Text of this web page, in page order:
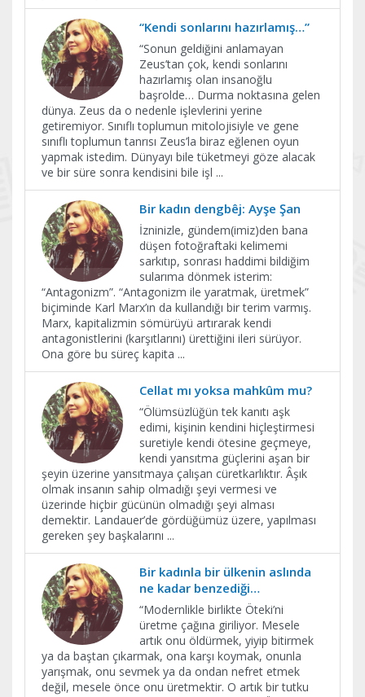
“Kendi sonlarını hazırlamış…”
“Sonun geldiğini anlamayan
Zeus’tan çok, kendi sonlarını
hazırlamış olan insanoğlu
başrolde… Durma noktasına gelen
dünya. Zeus da o nedenle işlevlerini yerine
getiremiyor. Sınıflı toplumun mitolojisiyle ve gene
sınıflı toplumun tanrısı Zeus’la biraz eğlenen oyun
yapmak istedim. Dünyayı bile tüketmeyi göze alacak
ve bir süre sonra kendisini bile işl ...
Bir kadın dengbêj: Ayşe Şan
İzninizle, gündem(imiz)den bana
düşen fotoğraftaki kelimemi
sarkıtıp, sonrası haddimi bildiğim
sularıma dönmek isterim:
“Antagonizm”. “Antagonizm ile yaratmak, üretmek”
biçiminde Karl Marx’ın da kullandığı bir terim varmış.
Marx, kapitalizmin sömürüyü artırarak kendi
antagonistlerini (karşıtlarını) ürettiğini ileri sürüyor.
Ona göre bu süreç kapita ...
Cellat mı yoksa mahkûm mu?
“Ölümsüzlüğün tek kanıtı aşk
edimi, kişinin kendini hiçleştirmesi
suretiyle kendi ötesine geçmeye,
kendi yansıtma güçlerini aşan bir
şeyin üzerine yansıtmaya çalışan cüretkarlıktır. Âşık
olmak insanın sahip olmadığı şeyi vermesi ve
üzerinde hiçbir gücünün olmadığı şeyi alması
demektir. Landauer’de gördüğümüz üzere, yapılması
gereken şey başkalarını ...
Bir kadınla bir ülkenin aslında
ne kadar benzediği…
​“Modernlikle birlikte Öteki’ni
üretme çağına giriliyor. Mesele
artık onu öldürmek, yiyip bitirmek
ya da baştan çıkarmak, ona karşı koymak, onunla
yarışmak, onu sevmek ya da ondan nefret etmek
değil, mesele önce onu üretmektir. O artık bir tutku